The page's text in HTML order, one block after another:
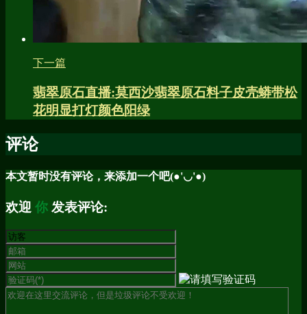
下一篇
翡翠原石直播:莫西沙翡翠原石料子皮壳蟒带松
花明显打灯颜色阳绿
评论
本文暂时没有评论，来添加一个吧(●'◡'●)
欢迎 你 发表评论: